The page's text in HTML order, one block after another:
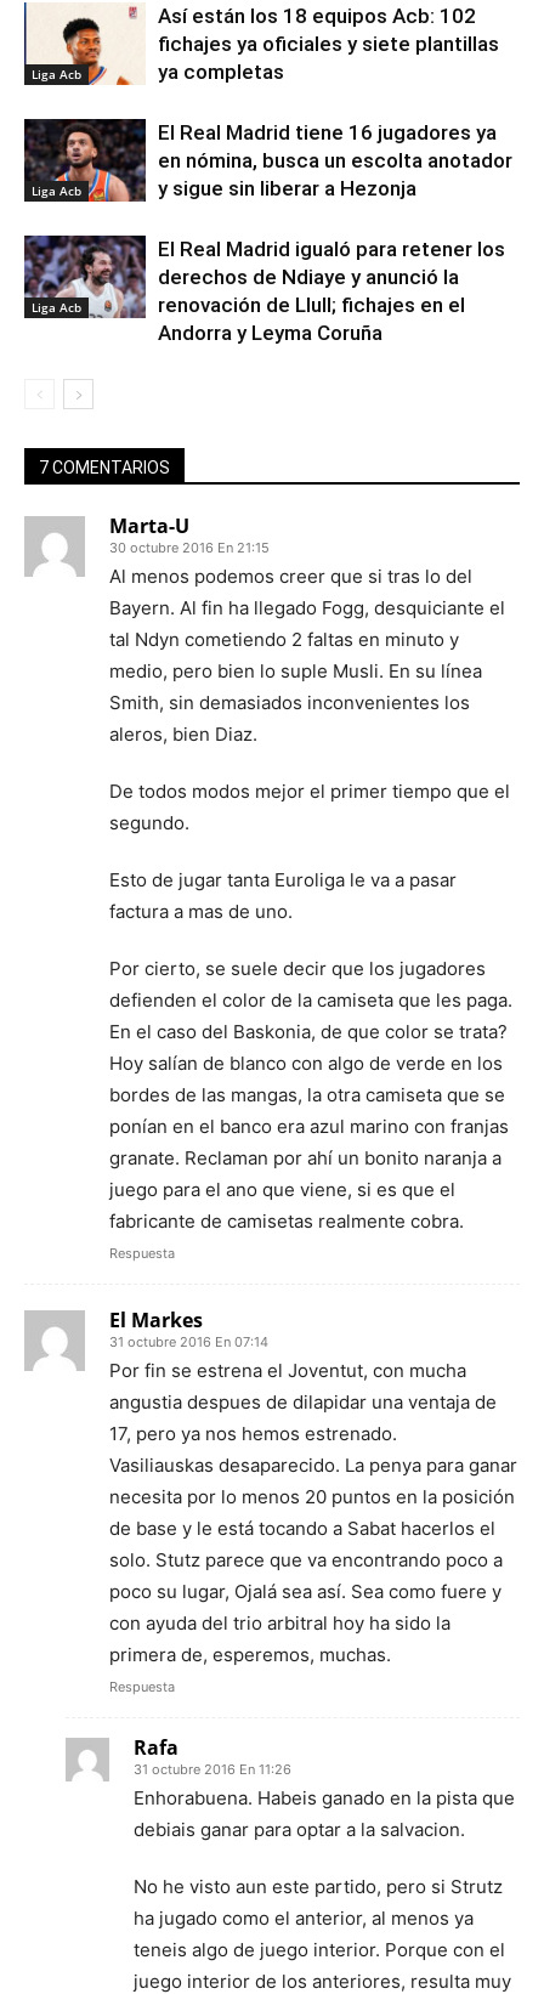
Liga Acb
Así están los 18 equipos Acb: 102
fichajes ya oficiales y siete plantillas
ya completas
Liga Acb
El Real Madrid tiene 16 jugadores ya
en nómina, busca un escolta anotador
y sigue sin liberar a Hezonja
Liga Acb
El Real Madrid igualó para retener los
derechos de Ndiaye y anunció la
renovación de Llull; fichajes en el
Andorra y Leyma Coruña
7 COMENTARIOS
Marta-U
30 octubre 2016 En 21:15
Al menos podemos creer que si tras lo del
Bayern. Al fin ha llegado Fogg, desquiciante el
tal Ndyn cometiendo 2 faltas en minuto y
medio, pero bien lo suple Musli. En su línea
Smith, sin demasiados inconvenientes los
aleros, bien Diaz.
De todos modos mejor el primer tiempo que el
segundo.
Esto de jugar tanta Euroliga le va a pasar
factura a mas de uno.
Por cierto, se suele decir que los jugadores
defienden el color de la camiseta que les paga.
En el caso del Baskonia, de que color se trata?
Hoy salían de blanco con algo de verde en los
bordes de las mangas, la otra camiseta que se
ponían en el banco era azul marino con franjas
granate. Reclaman por ahí un bonito naranja a
juego para el ano que viene, si es que el
fabricante de camisetas realmente cobra.
Respuesta
El Markes
31 octubre 2016 En 07:14
Por fin se estrena el Joventut, con mucha
angustia despues de dilapidar una ventaja de
17, pero ya nos hemos estrenado.
Vasiliauskas desaparecido. La penya para ganar
necesita por lo menos 20 puntos en la posición
de base y le está tocando a Sabat hacerlos el
solo. Stutz parece que va encontrando poco a
poco su lugar, Ojalá sea así. Sea como fuere y
con ayuda del trio arbitral hoy ha sido la
primera de, esperemos, muchas.
Respuesta
Rafa
31 octubre 2016 En 11:26
Enhorabuena. Habeis ganado en la pista que
debiais ganar para optar a la salvacion.
No he visto aun este partido, pero si Strutz
ha jugado como el anterior, al menos ya
teneis algo de juego interior. Porque con el
juego interior de los anteriores, resulta muy